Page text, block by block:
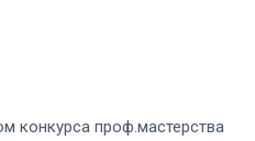
конкурса проф.мастерства